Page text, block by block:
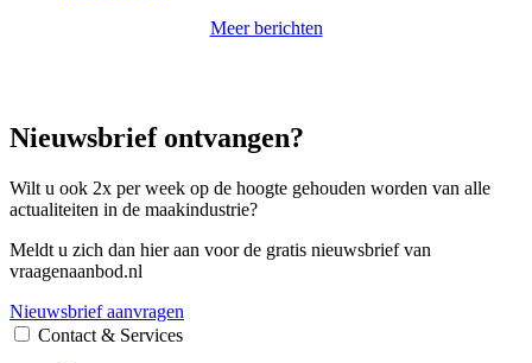
Meer berichten
Nieuwsbrief ontvangen?
Wilt u ook 2x per week op de hoogte gehouden worden van alle
actualiteiten in de maakindustrie?
Meldt u zich dan hier aan voor de gratis nieuwsbrief van
vraagenaanbod.nl
Nieuwsbrief aanvragen
Contact & Services